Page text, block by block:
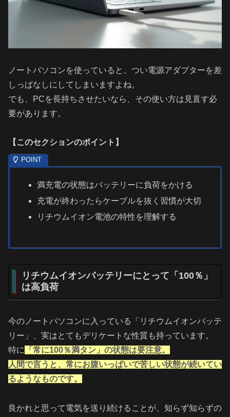
ノートパソコンを使っていると、つい電源アダプターを差
しっぱなしにしてしまいますよね。
でも、PCを長持ちさせたいなら、その使い方は見直す必
要があります。
【 このセクションのポイント 】
満充電の状態はバッテリーに負荷をかける
充電が終わったらケーブルを抜く習慣が大切
リチウムイオン電池の特性を理解する
リチウムイオンバッテリーにとって「100％」
は高負荷
今のノートパソコンに入っている「リチウムイオンバッテ
リー」、実はとてもデリケートな性質も持っています。
特に
「常に100％満タン」の状態は要注意。
人間で言うと、常にお腹いっぱいで苦しい状態が続いてい
るようなものです。
良かれと思って電気を送り続けることが、知らず知らずの